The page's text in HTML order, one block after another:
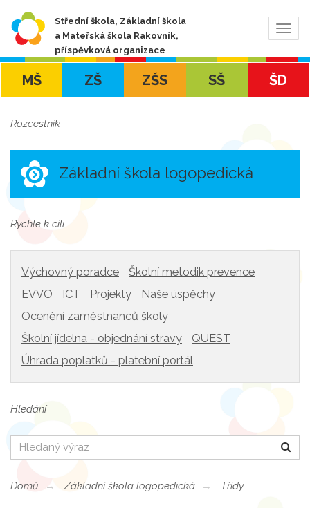
Střední škola, Základní škola
a Mateřská škola Rakovník,
příspěvková organizace
MŠ ZŠ ZŠS SŠ ŠD
Rozcestník
Základní škola logopedická
Rychle k cíli
Výchovný poradce
Školní metodik prevence
EVVO
ICT Projekty
Naše úspěchy
Ocenění zaměstnanců školy
Školní jídelna - objednání stravy
QUEST
Úhrada poplatků - platební portál
Hledání
Hledat
Domů Základní škola logopedická Třídy